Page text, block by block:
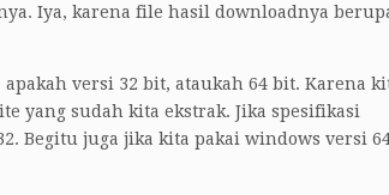
Iya, karena file hasil downloadnya
versi 32 bit, ataukah 64 bit. Karena
yang sudah kita ekstrak. Jika spesifikasi
Begitu juga jika kita pakai windows versi